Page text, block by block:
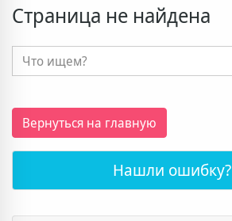
Страница не найдена
Вернуться на главную
Нашли ошибку?